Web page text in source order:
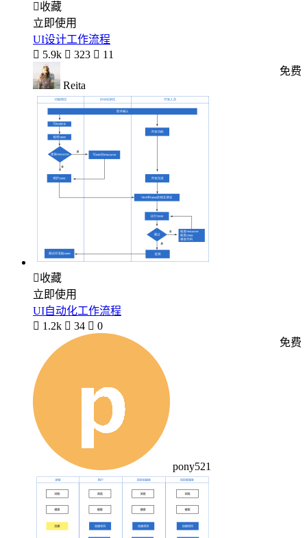
收藏
立即使用
UI设计工作流程
 5.9k  323  11
Reita
免费
收藏
立即使用
UI自动化工作流程
 1.2k  34  0
pony521
免费